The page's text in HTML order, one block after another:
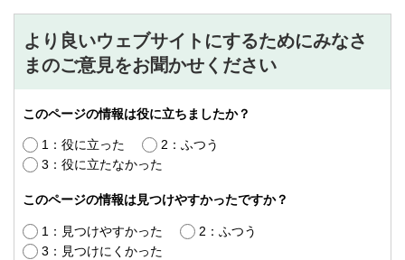
より良いウェブサイトにするためにみなさ
まのご意見をお聞かせください
このページの情報は役に立ちましたか？
1：役に立った
2：ふつう
3：役に立たなかった
このページの情報は見つけやすかったですか？
1：見つけやすかった
2：ふつう
3：見つけにくかった